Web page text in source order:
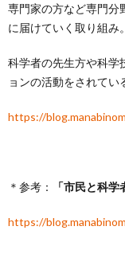
専門家の方など専門分
に届けていく取り組み。
科学者の先生方や科学
ョンの活動をされてい
https://
＊参考： 「市民と科
https://